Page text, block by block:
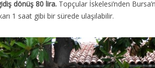
dönüş 80 lira. Topçular İskelesi’nden
1 saat gibi bir sürede ulaşılabilir.